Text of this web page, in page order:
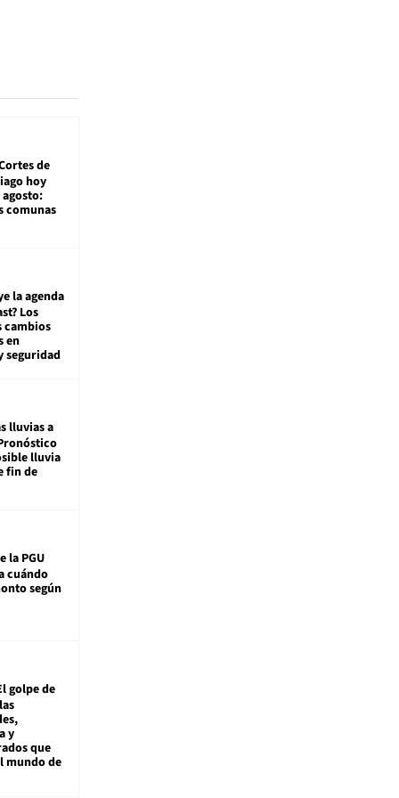
de
hoy
agosto:
comunas
la agenda
Los
cambios
en
seguridad
lluvias a
lluvia
fin de
la PGU
cuándo
según
golpe de
y
que
mundo de